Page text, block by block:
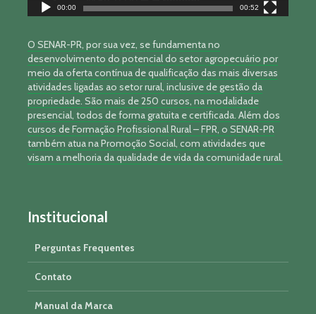
00:00 00:52
O SENAR-PR, por sua vez, se fundamenta no
desenvolvimento do potencial do setor agropecuário por
meio da oferta contínua de qualificação das mais diversas
atividades ligadas ao setor rural, inclusive de gestão da
propriedade. São mais de 250 cursos, na modalidade
presencial, todos de forma gratuita e certificada. Além dos
cursos de Formação Profissional Rural – FPR, o SENAR-PR
também atua na Promoção Social, com atividades que
visam a melhoria da qualidade de vida da comunidade rural.
Institucional
Perguntas Frequentes
Contato
Manual da Marca